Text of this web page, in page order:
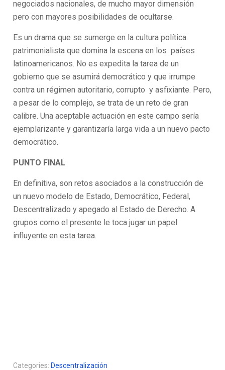
negociados nacionales, de mucho mayor dimensión
pero con mayores posibilidades de ocultarse.
Es un drama que se sumerge en la cultura política
patrimonialista que domina la escena en los países
latinoamericanos. No es expedita la tarea de un
gobierno que se asumirá democrático y que irrumpe
contra un régimen autoritario, corrupto y asfixiante. Pero,
a pesar de lo complejo, se trata de un reto de gran
calibre. Una aceptable actuación en este campo sería
ejemplarizante y garantizaría larga vida a un nuevo pacto
democrático.
PUNTO FINAL
En definitiva, son retos asociados a la construcción de
un nuevo modelo de Estado, Democrático, Federal,
Descentralizado y apegado al Estado de Derecho. A
grupos como el presente le toca jugar un papel
influyente en esta tarea.
Categories: Descentralización